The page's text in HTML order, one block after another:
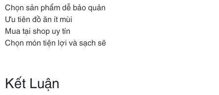
Chọn sản phẩm dễ bảo quản
Ưu tiên đồ ăn ít mùi
Mua tại shop uy tín
Chọn món tiện lợi và sạch sẽ
Kết Luận